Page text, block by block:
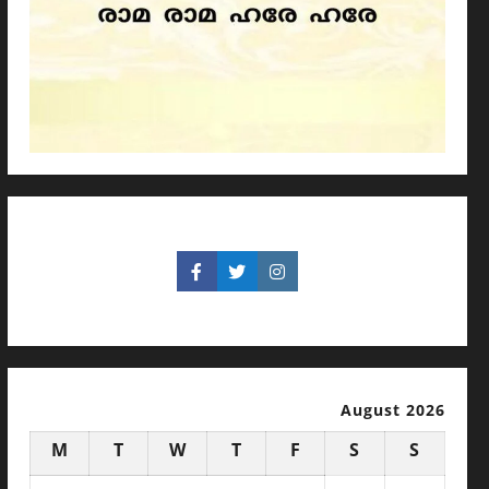
August 2026
M T W T F S
S